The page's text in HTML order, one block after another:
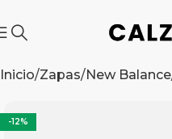
Inicio Zapas New Balance
-12%